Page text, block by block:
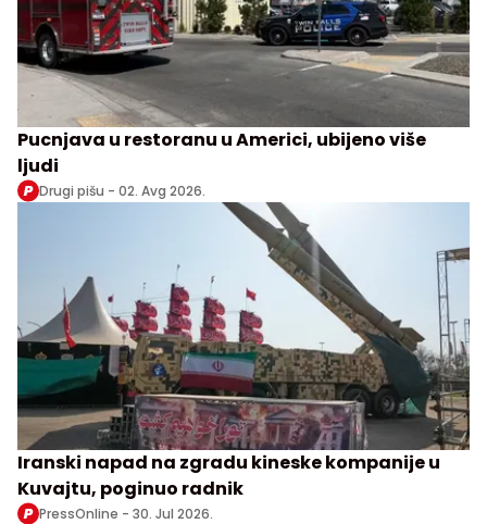
Pucnjava u restoranu u Americi, ubijeno više
ljudi
Drugi pišu - 02. Avg 2026.
Iranski napad na zgradu kineske kompanije u
Kuvajtu, poginuo radnik
PressOnline - 30. Jul 2026.